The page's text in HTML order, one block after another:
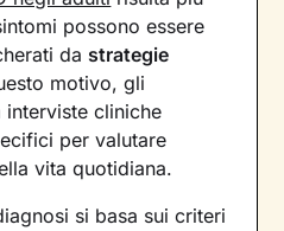
possono essere
da strategie
motivo, gli
cliniche
per valutare
vita quotidiana.
si basa sui criteri